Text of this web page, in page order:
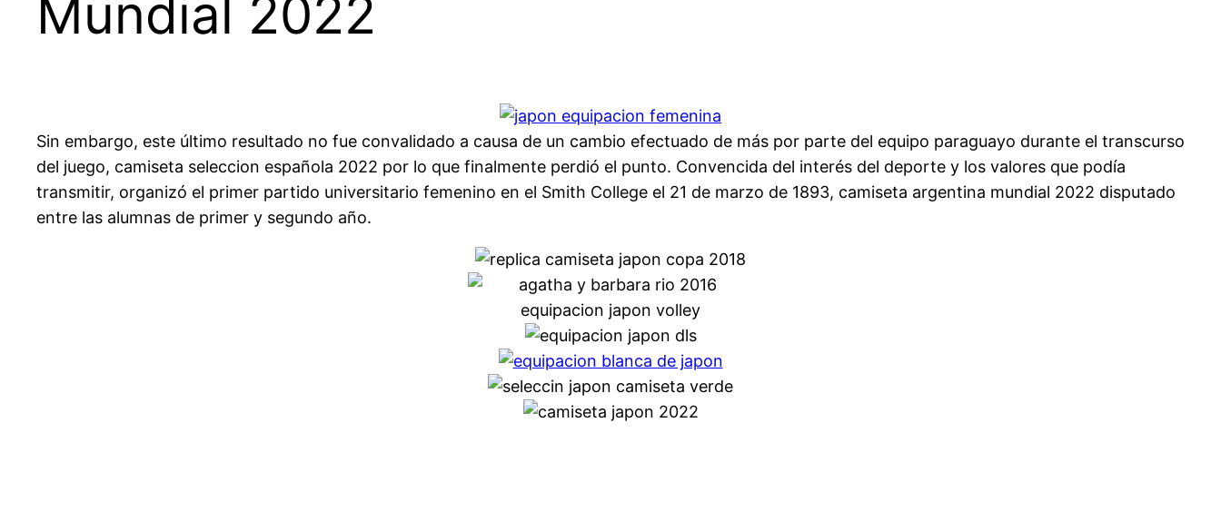
Mundial 2022
Sin embargo, este último resultado no fue convalidado a causa de un cambio efectuado de más por parte del equipo paraguayo durante el transcurso
del juego, camiseta seleccion española 2022 por lo que finalmente perdió el punto. Convencida del interés del deporte y los valores que podía
transmitir, organizó el primer partido universitario femenino en el Smith College el 21 de marzo de 1893, camiseta argentina mundial 2022 disputado
entre las alumnas de primer y segundo año.